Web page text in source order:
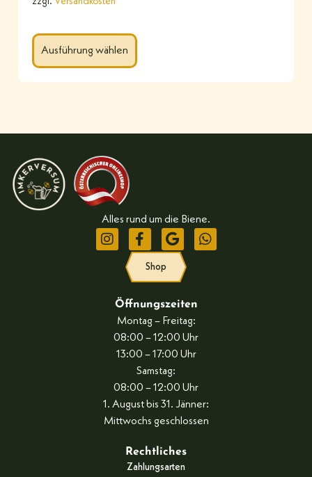
Ausführung wählen
Alles rund um die Biene.
Shop
Öffnungszeiten
Montag – Freitag:
08:00 – 12:00 Uhr
13:00 – 17:00 Uhr
Samstag:
08:00 – 12:00 Uhr
1. August bis 31. Jänner:
Mittwochs geschlossen
Rechtliches
Zahlungsarten